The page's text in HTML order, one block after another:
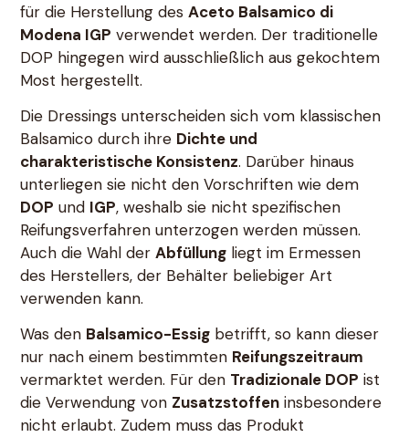
für die Herstellung des Aceto Balsamico di
Modena IGP verwendet werden. Der traditionelle
DOP hingegen wird ausschließlich aus gekochtem
Most hergestellt.
Die Dressings unterscheiden sich vom klassischen
Balsamico durch ihre Dichte und
charakteristische Konsistenz. Darüber hinaus
unterliegen sie nicht den Vorschriften wie dem
DOP und IGP, weshalb sie nicht spezifischen
Reifungsverfahren unterzogen werden müssen.
Auch die Wahl der Abfüllung liegt im Ermessen
des Herstellers, der Behälter beliebiger Art
verwenden kann.
Was den Balsamico-Essig betrifft, so kann dieser
nur nach einem bestimmten Reifungszeitraum
vermarktet werden. Für den Tradizionale DOP ist
die Verwendung von Zusatzstoffen insbesondere
nicht erlaubt. Zudem muss das Produkt